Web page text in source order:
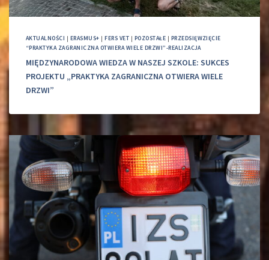
AKTUALNOŚCI | ERASMUS+ |FERS VET | POZOSTAŁE | PRZEDSIĘWZIĘCIE
“PRAKTYKA ZAGRANICZNA OTWIERA WIELE DRZWI”-REALIZACJA
MIĘDZYNARODOWA WIEDZA W NASZEJ SZKOLE: SUKCES
PROJEKTU „PRAKTYKA ZAGRANICZNA OTWIERA WIELE
DRZWI”